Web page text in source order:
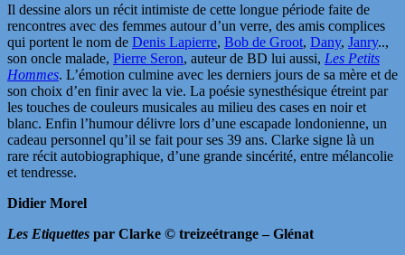
Il dessine alors un récit intimiste de cette longue période faite de
rencontres avec des femmes autour d’un verre, des amis complices
qui portent le nom de Denis Lapierre, Bob de Groot, Dany, Janry..,
son oncle malade, Pierre Seron, auteur de BD lui aussi, Les Petits
Hommes. L’émotion culmine avec les derniers jours de sa mère et de
son choix d’en finir avec la vie. La poésie synesthésique étreint par
les touches de couleurs musicales au milieu des cases en noir et
blanc. Enfin l’humour délivre lors d’une escapade londonienne, un
cadeau personnel qu’il se fait pour ses 39 ans. Clarke signe là un
rare récit autobiographique, d’une grande sincérité, entre mélancolie
et tendresse.
Didier Morel
Les Etiquettes par Clarke © treizeétrange – Glénat